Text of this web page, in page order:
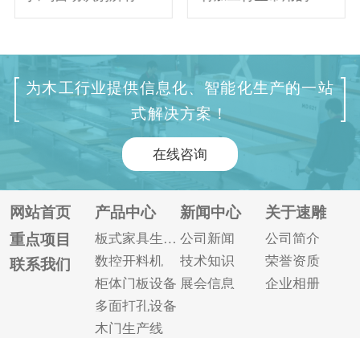
位和槽位，一次性六
槽。加工过程中一次
装夹和定位，无需翻
板，自动送至加工
区。加工后自动出
料，人工分拣，工作
效率高，与传统的侧
孔机生产线相比，六
面钻具有很大的优
势。从加工效率对比
来看，带侧孔机的开
料机平均每天8小时可
以加工60块左右的板
材，五面钻/六面...
种数控设备。它具有
动化高的特点，可以
大大提高板材打孔的
效率和质量。以下是
关于数控六面钻的使
用相关技巧。 一、了
解设备 在使用数控六
面钻之前需要了解它
的结构、适用范围、
技术规格等基本信
息。此外，还要了解
设备的安全使用规
定，保证操作过程的
为木工行业提供信息化、智能化生产的一站
式解决方案！
在线咨询
网站首页
重点项目
联系我们
产品中心
板式家具生产线
数控开料机
柜体门板设备
多面打孔设备
木门生产线
新闻中心
公司新闻
技术知识
展会信息
关于速雕
公司简介
荣誉资质
企业相册